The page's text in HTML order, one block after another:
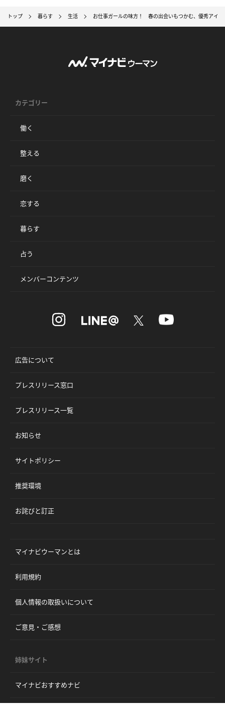
トップ 暮らす 生活 お仕事ガールの味方！ 春の出会いもつかむ、優秀アイラ
カテゴリー
働く
整える
磨く
恋する
暮らす
占う
メンバーコンテンツ
広告について
プレスリリース窓口
プレスリリース一覧
お知らせ
サイトポリシー
推奨環境
お詫びと訂正
マイナビウーマンとは
利用規約
個人情報の取扱いについて
ご意見・ご感想
姉妹サイト
マイナビおすすめナビ